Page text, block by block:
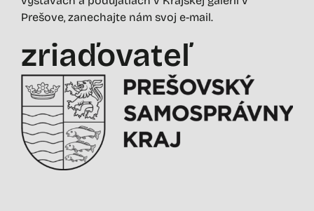
Prešove, zanechajte nám svoj e-mail.
zriaďovateľ